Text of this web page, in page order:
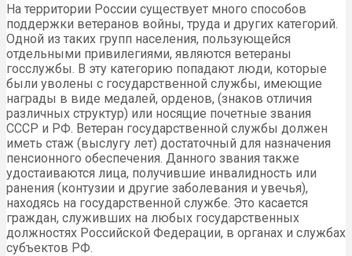
На территории России существует много способов
поддержки ветеранов войны, труда и других категорий.
Одной из таких групп населения, пользующейся
отдельными привилегиями, являются ветераны
госслужбы. В эту категорию попадают люди, которые
были уволены с государственной службы, имеющие
награды в виде медалей, орденов, (знаков отличия
различных структур) или носящие почетные звания
СССР и РФ. Ветеран государственной службы должен
иметь стаж (выслугу лет) достаточный для назначения
пенсионного обеспечения. Данного звания также
удостаиваются лица, получившие инвалидность или
ранения (контузии и другие заболевания и увечья),
находясь на государственной службе. Это касается
граждан, служивших на любых государственных
должностях Российской Федерации, в органах и службах
субъектов РФ.